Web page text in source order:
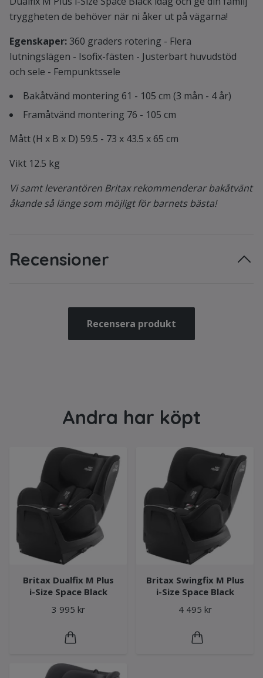
tryggheten de behöver när ni åker ut på vägarna!
Egenskaper: 360 graders rotering - Flera
lutningslägen - Isofix-fästen - Justerbart huvudstöd
och sele - Fempunktssele
Bakåtvänd montering 61 - 105 cm (3 mån - 4 år)
Framåtvänd montering 76 - 105 cm
Mått (H x B x D) 59.5 - 73 x 43.5 x 65 cm
Vikt 12.5 kg
Vi samt leverantören Britax rekommenderar bakåtvänt
åkande så länge som möjligt för barnets bästa!
Recensioner
Recensera produkt
Andra har köpt
Britax Dualfix M Plus
i-Size Space Black
3 995 kr
Britax Swingfix M Plus
i-Size Space Black
4 495 kr